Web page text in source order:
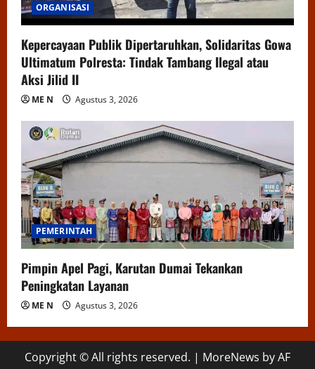
ORGANISASI
Kepercayaan Publik Dipertaruhkan, Solidaritas Gowa
Ultimatum Polresta: Tindak Tambang Ilegal atau
Aksi Jilid II
ME N Agustus 3, 2026
PEMERINTAH
Pimpin Apel Pagi, Karutan Dumai Tekankan
Peningkatan Layanan
ME N Agustus 3, 2026
Copyright © All rights reserved. | MoreNews by AF